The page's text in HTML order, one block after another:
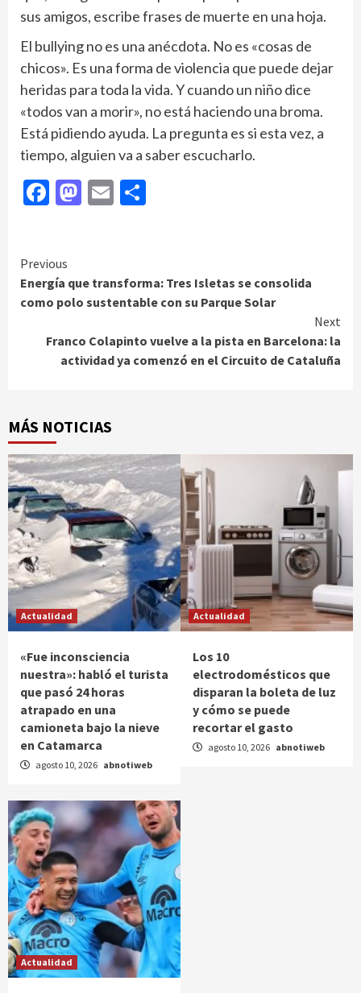
sus amigos, escribe frases de muerte en una hoja.
El bullying no es una anécdota. No es «cosas de
chicos». Es una forma de violencia que puede dejar
heridas para toda la vida. Y cuando un niño dice
«todos van a morir», no está haciendo una broma.
Está pidiendo ayuda. La pregunta es si esta vez, a
tiempo, alguien va a saber escucharlo.
Facebook
Mastodon
Email
Continue
Reading
Previous
Energía que transforma: Tres Isletas se consolida
como polo sustentable con su Parque Solar
Next
Franco Colapinto vuelve a la pista en Barcelona: la
actividad ya comenzó en el Circuito de Cataluña
MÁS NOTICIAS
Actualidad
«Fue inconsciencia
nuestra»: habló el turista
que pasó 24 horas
atrapado en una
camioneta bajo la nieve
en Catamarca
agosto 10, 2026 abnotiweb
Actualidad
Los 10
electrodomésticos que
disparan la boleta de luz
y cómo se puede
recortar el gasto
agosto 10, 2026 abnotiweb
Actualidad